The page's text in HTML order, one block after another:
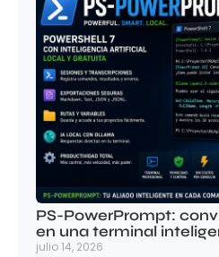
PS-PowerPrompt:
en una terminal
julio 14, 2026